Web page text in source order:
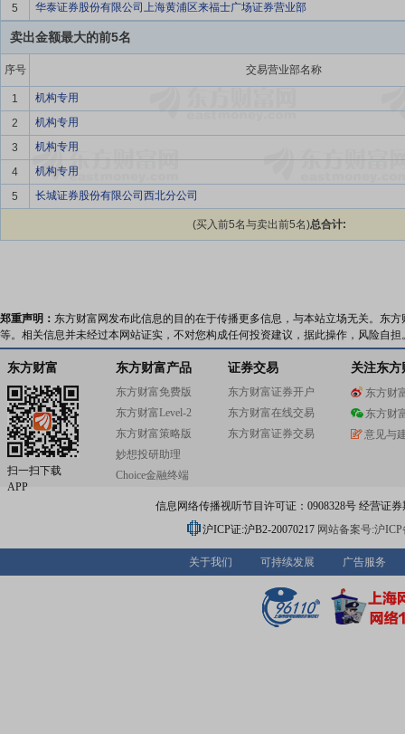
5
华泰证券股份有限公司上海黄浦区来福士广场证券营业部
卖出金额最大的前5名
序号 交易营业部名称
1
机构专用
2
机构专用
3
机构专用
4
机构专用
5
长城证券股份有限公司西北分公司
(买入前5名与卖出前5名)总合计:
郑重声明： 东方财富网发布此信息的目的在于传播更多信息，与本站立场无关。东
等。相关信息并未经过本网站证实，不对您构成任何投资建议，据此操作，风险自担